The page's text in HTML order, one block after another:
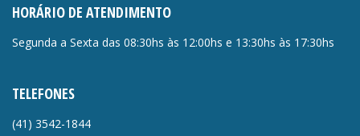
HORÁRIO DE ATENDIMENTO
Segunda a Sexta das 08:30hs às 12:00hs e 13:30hs às 17:30hs
TELEFONES
(41) 3542-1844